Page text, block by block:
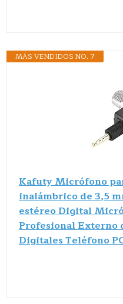
MÁS VENDIDOS NO. 7
Kafuty Micrófono
inalámbrico de 3,5
estéreo Digital
Profesional Externo
Digitales Teléfono